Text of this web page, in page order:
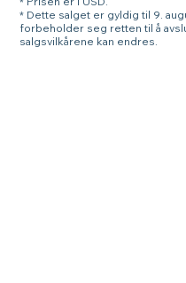
* Dette salget er gyldig til 9.
forbeholder seg retten til å
salgsvilkårene kan endres.